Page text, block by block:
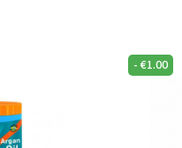
- €1.00